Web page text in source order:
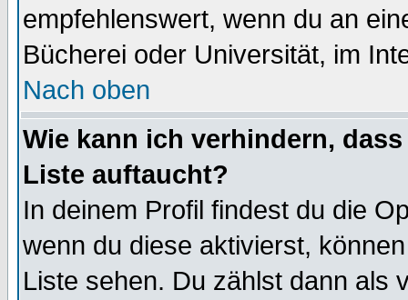
empfehlenswert, wenn du an
Bücherei oder Universität, im
Nach oben
Wie kann ich verhindern,
Liste auftaucht?
In deinem Profil findest du die
wenn du diese aktivierst,
Liste sehen. Du zählst dann als